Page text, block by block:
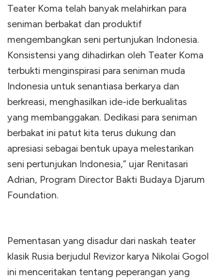
Teater Koma telah banyak melahirkan para
seniman berbakat dan produktif
mengembangkan seni pertunjukan Indonesia.
Konsistensi yang dihadirkan oleh Teater Koma
terbukti menginspirasi para seniman muda
Indonesia untuk senantiasa berkarya dan
berkreasi, menghasilkan ide-ide berkualitas
yang membanggakan. Dedikasi para seniman
berbakat ini patut kita terus dukung dan
apresiasi sebagai bentuk upaya melestarikan
seni pertunjukan Indonesia,” ujar Renitasari
Adrian, Program Director Bakti Budaya Djarum
Foundation.
Pementasan yang disadur dari naskah teater
klasik Rusia berjudul Revizor karya Nikolai Gogol
ini menceritakan tentang peperangan yang